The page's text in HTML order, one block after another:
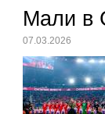
Мали в
07.03.2026